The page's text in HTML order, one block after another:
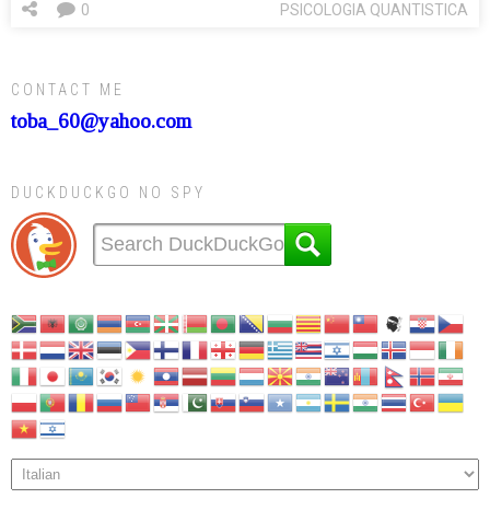
PSICOLOGIA QUANTISTICA
0
CONTACT ME
toba_60@yahoo.com
DUCKDUCKGO NO SPY